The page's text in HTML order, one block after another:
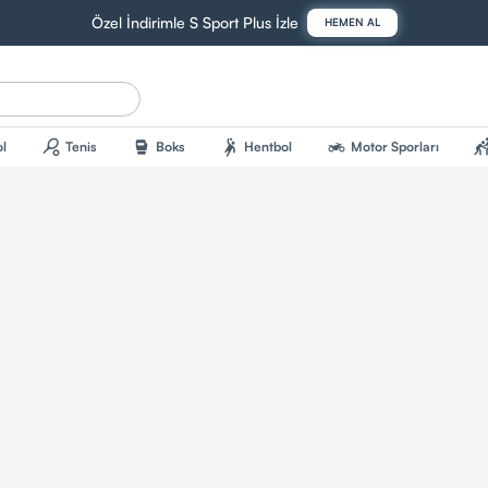
Özel İndirimle S Sport Plus İzle HEMEN AL
sports_tennis Tenis sports_mma Boks sports_handball Hentbol two_wheeler Motor Sporları